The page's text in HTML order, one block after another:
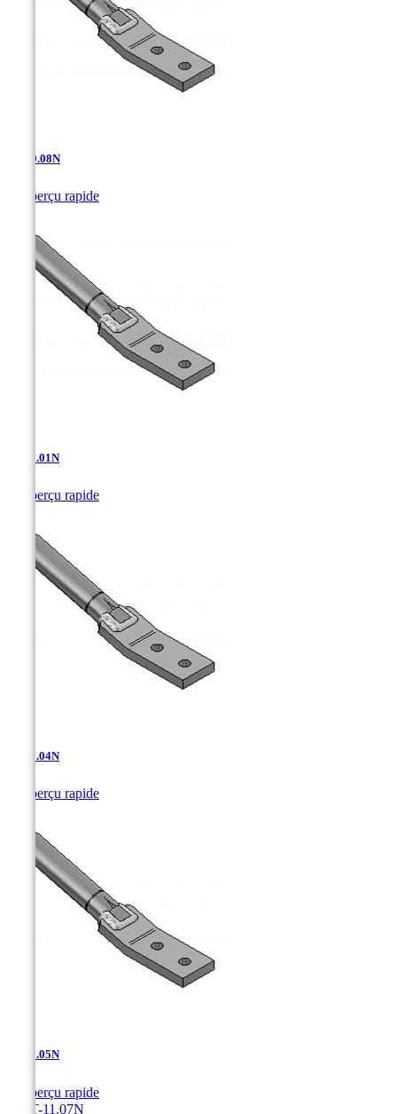
AT-10.08N
Aperçu rapide
AT-11.01N
Aperçu rapide
AT-11.04N
Aperçu rapide
AT-11.05N
Aperçu rapide